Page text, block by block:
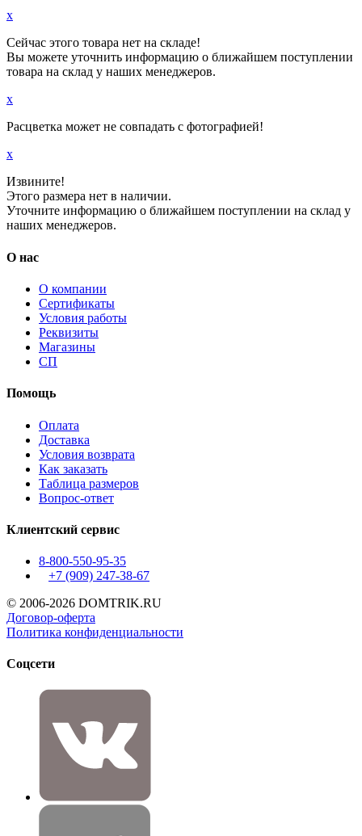
x
Сейчас этого товара нет на складе!
Вы можете уточнить информацию о ближайшем поступлении
товара на склад у наших менеджеров.
x
Расцветка может не совпадать с фотографией!
x
Извините!
Этого размера нет в наличии.
Уточните информацию о ближайшем поступлении на склад у
наших менеджеров.
О нас
О компании
Сертификаты
Условия работы
Реквизиты
Магазины
СП
Помощь
Оплата
Доставка
Условия возврата
Как заказать
Таблица размеров
Вопрос-ответ
Клиентский сервис
8-800-550-95-35
+7 (909) 247-38-67
© 2006-2026 DOMTRIK.RU
Договор-оферта
Политика конфиденциальности
Соцсети